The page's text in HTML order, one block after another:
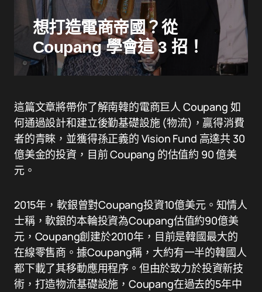
想打造電商帝國？從
Coupang 學會這 3 招！
這篇文章將帶你了解南韓的電商巨人 Coupang 如
何通過設計和建立後勤基礎設施 (物流)，贏得消費
者的青睞，並獲得孫正義的 Vision Fund 高達共 30
億美金的投資，目前 Coupang 的估值約 90 億美
元。
2015年，軟銀曾對Coupang投資10億美元。知情人
士稱，軟銀的本輪投資為Coupang估值約90億美
元，Coupang創建於2010年，目前是韓國最大的
在線零售商。據Coupang稱，大約有一半的韓國人
都下載了其移動應用程序。但由於致力於投資新技
術，打造物流基礎設施，Coupang在過去的5年中